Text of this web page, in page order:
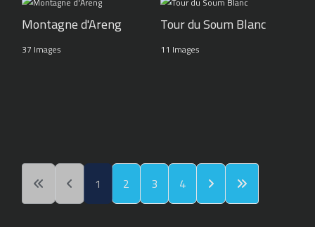
Montagne d'Areng
37 Images
Tour du Soum Blanc
11 Images
1 2 3 4